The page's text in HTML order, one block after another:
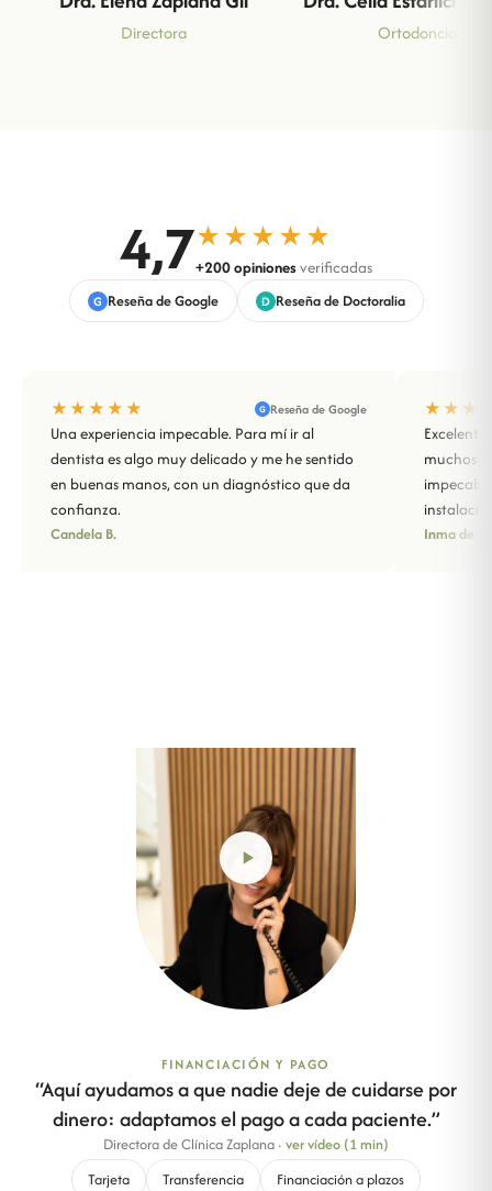
Directora Ortodoncia
4,7★★★★★
+200 opiniones verificadas
G Reseña de Google D Reseña de Doctoralia
★★★★★ G Reseña de Google
Una experiencia impecable. Para mí ir al
dentista es algo muy delicado y me he sentido
en buenas manos, con un diagnóstico que da
confianza.
Candela B.
muchos
Inma de
FINANCIACIÓN Y PAGO
“Aquí ayudamos a que nadie deje de cuidarse por
dinero: adaptamos el pago a cada paciente.”
Directora de Clínica Zaplana · ver vídeo (1 min)
Tarjeta
Transferencia Financiación a plazos